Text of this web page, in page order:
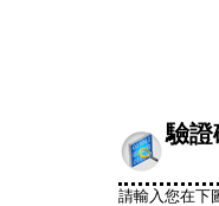
驗證
請輸入您在下